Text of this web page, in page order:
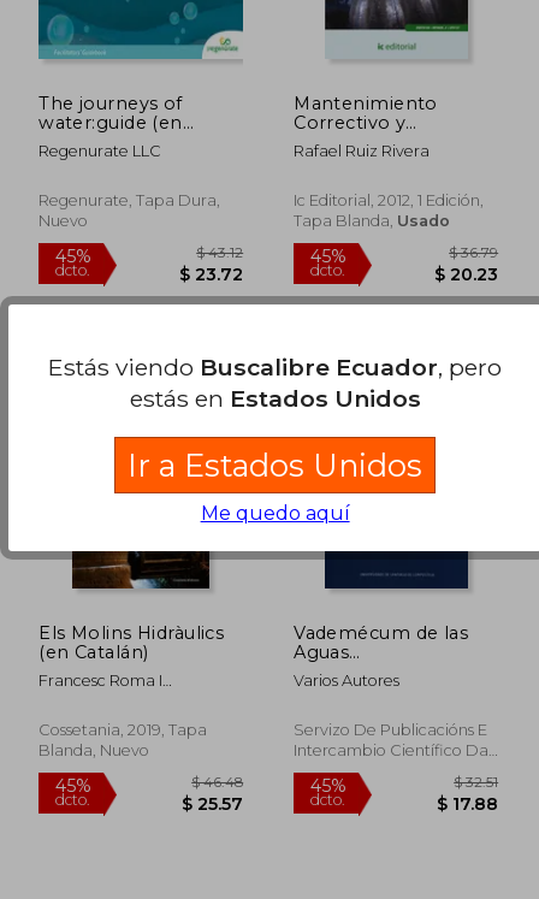
45%
dcto.
45%
dcto.
The journeys of
water:guide (en
Inglés)
Regenurate LLC
Regenurate, Tapa Dura,
Nuevo
$ 23.72
Mantenimiento
Correctivo y
Reparación de Redes
de Distribución de
Enat0108 - Montaje y
Mantenimiento de
Rafael Ruiz Rivera
Ic Editorial, 2012, 1 Edición,
Tapa Blanda, Usado
$
Els Molins Hidràulics
(en Catalán)
Francesc Roma I
Cossetania, 2019, Tapa
Blanda, Nuevo
Vademécum de las
Aguas
Mineromedicinales de
Galicia
Varios Autores
Servizo De Publicacións E
Intercambio Científico Da
Usc, 2017, Tapa Blanda,
Nuevo
Estás viendo Buscalibre Ecuador, pero
estás en Estados Unidos
Ir a Estados Unidos
Me quedo aquí